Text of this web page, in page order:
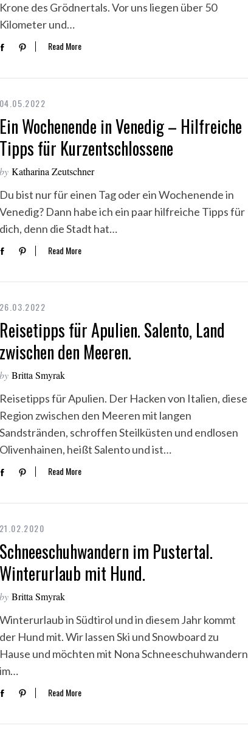
Krone des Grödnertals. Vor uns liegen über 50
Kilometer und…
Read More
04.05.2022
Ein Wochenende in Venedig – Hilfreiche
Tipps für Kurzentschlossene
by Katharina Zeutschner
Du bist nur für einen Tag oder ein Wochenende in
Venedig? Dann habe ich ein paar hilfreiche Tipps für
dich, denn die Stadt hat…
Read More
26.03.2022
Reisetipps für Apulien. Salento, Land
zwischen den Meeren.
by Britta Smyrak
Reisetipps für Apulien. Der Hacken von Italien, diese
Region zwischen den Meeren mit langen
Sandstränden, schroffen Steilküsten und endlosen
Olivenhainen, heißt Salento und ist…
Read More
21.02.2020
Schneeschuhwandern im Pustertal.
Winterurlaub mit Hund.
by Britta Smyrak
Winterurlaub in Südtirol und in diesem Jahr kommt
der Hund mit. Wir lassen Ski und Snowboard zu
Hause und möchten mit Nona Schneeschuhwandern
im…
Read More